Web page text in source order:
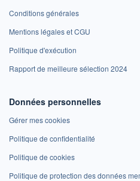
Conditions générales
Mentions légales et CGU
Politique d'exécution
Rapport de meilleure sélection 2024
Données personnelles
Gérer mes cookies
Politique de confidentialité
Politique de cookies
Politique de protection des données